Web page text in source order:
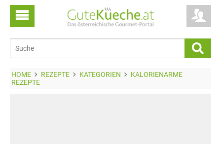
HOME REZEPTE KATEGORIEN
KALORIENARME
REZEPTE